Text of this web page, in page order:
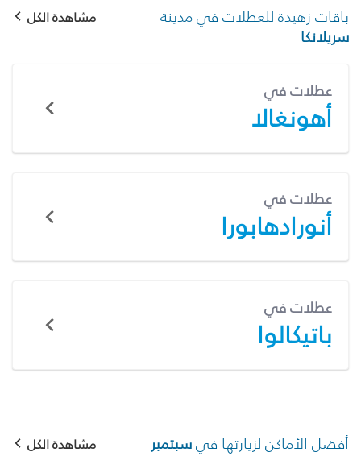
باقات زهيدة للعطلات في مدينة
سريلانكا
مشاهدة الكل
عطلات في
أهونغالا
عطلات في
أنورادهابورا
عطلات في
باتيكالوا
أفضل الأماكن لزيارتها فيسبتمبر مشاهدة الكل